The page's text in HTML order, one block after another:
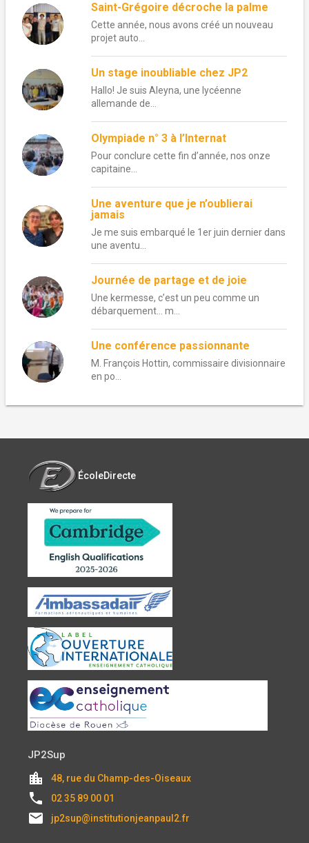
Saint-Grégoire décroche la palme
Cette année, nous avons créé un nouveau
projet auto...
Un stage inoubliable chez JP2
Hallo! Je suis Aleyna, une lycéenne
allemande de...
Olympiade n° 3 à l’Internat
Pour conclure cette fin d’année, nos onze
capitaine...
Une aventure que je n’oublierai
jamais
Je me suis embarqué le 1er juin dernier dans
une aventu...
Journée de partage et de joie
Une kermesse, c’est un peu comme un
débarquement… m...
Une conférence passionnante
M. François Hottin, commissaire divisionnaire
en po...
ÉcoleDirecte
JP2Sup
location_city 48, rue du Champ-des-Oiseaux
local_phone 02 35 89 00 01
email jp2sup@institutionjeanpaul2.fr